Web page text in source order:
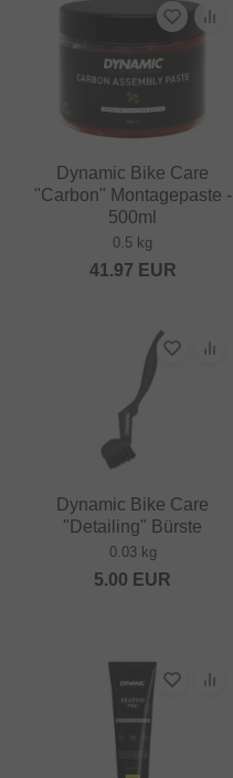
Dynamic Bike Care
"Carbon" Montagepaste -
500ml
0.5 kg
41.97 EUR
Dynamic Bike Care
"Detailing" Bürste
0.03 kg
5.00 EUR